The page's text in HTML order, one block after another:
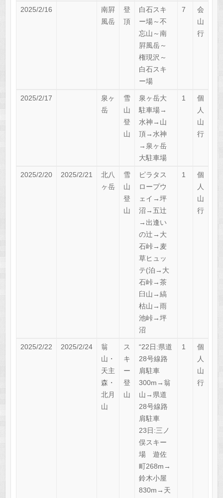
2025/2/16
南屛
風岳
登
頂
白石スキ
ー場～不
忘山～南
屛風岳～
権現沢～
白石スキ
ー場
7
会
山
行
2025/2/17
泉ヶ
岳
雪
山
登
山
泉ヶ岳大
駐車場→
水神→山
頂→水神
→泉ヶ岳
大駐車場
1
個
人
山
行
2025/2/20 2025/2/21
北八
ヶ岳
雪
山
登
山
ピラタス
ロープウ
ェイ→坪
沼→五辻
→出逢い
の辻→大
石峠→麦
草ヒュッ
テ(泊→大
石峠→茶
臼山→縞
枯山→雨
池峠→坪
沼
1
個
人
山
行
2025/2/22 2025/2/24
翁
山・
天主
森・
北月
山
ス
キ
ー
登
山
“22日:県道
28号線路
肩駐車
300m→翁
山→県道
28号線路
肩駐車
23日:三ノ
俣スキー
場 遊佐
町268m→
鈴木小屋
830m→天
1
個
人
山
行